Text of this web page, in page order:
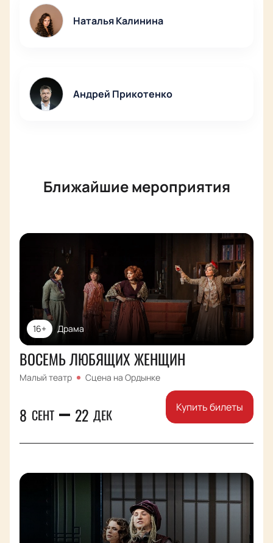
Наталья Калинина
Андрей Прикотенко
Ближайшие мероприятия
Драма
16+
ВОСЕМЬ ЛЮБЯЩИХ ЖЕНЩИН
Малый театр Сцена на Ордынке
8 СЕНТ 22 ДЕК Купить билеты